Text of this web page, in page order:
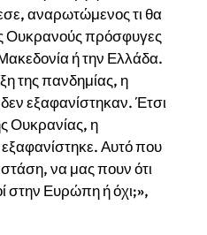
αναρωτώμενος τι θα
Ουκρανούς πρόσφυγες
ή την Ελλάδα.
της πανδημίας, η
εξαφανίστηκαν. Έτσι
Ουκρανίας, η
Αυτό που
στάση, να μας πουν ότι
στην Ευρώπη ή όχι;»,